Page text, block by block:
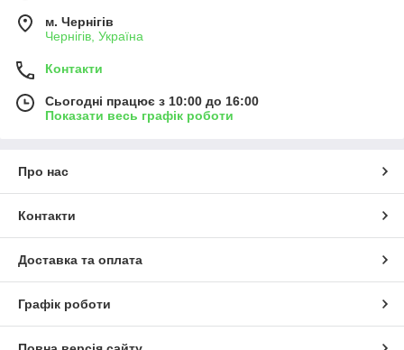
м. Чернігів
Чернігів, Україна
Контакти
Сьогодні працює з 10:00 до 16:00
Показати весь графік роботи
Про нас
Контакти
Доставка та оплата
Графік роботи